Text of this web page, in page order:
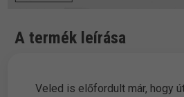
A termék leírása
Veled is előfordult már, hogy